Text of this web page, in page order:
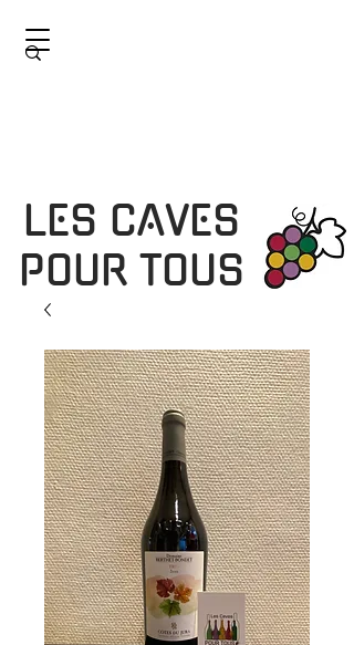
LES CAVES
POUR TOUS